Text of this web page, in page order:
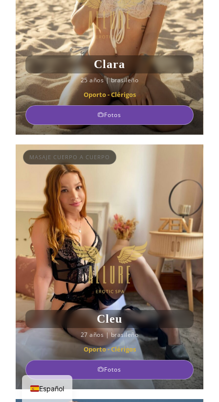
Clara
25 años|brasileño
Oporto - Clérigos
Fotos
MASAJE CUERPO A CUERPO
Cleu
27 años|brasileño
Oporto - Clérigos
Fotos
Español